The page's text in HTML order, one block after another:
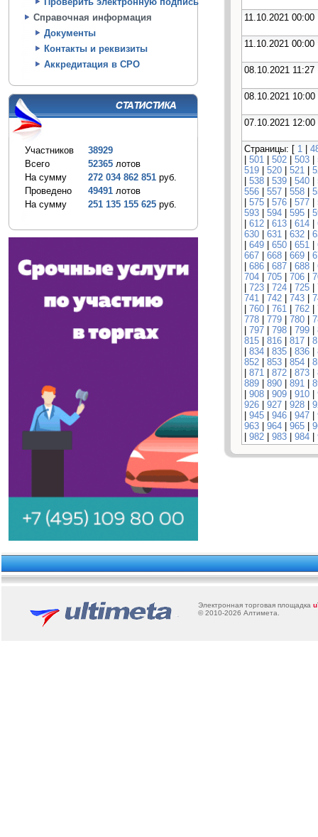
Справочная информация
Документы
Контакты и реквизиты
Аккредитация в СРО
Участников
38929
Всего
52365 лотов
На сумму
272 034 862 851 руб.
Проведено
49491 лотов
На сумму
251 135 155 625 руб.
11.10.2021 00:00
11.10.2021 00:00
08.10.2021 11:27
08.10.2021 10:00
07.10.2021 12:00
Страницы: [ 1 |
| 501 | 502 | 503 |
519 | 520 | 521 |
| 538 | 539 | 540 |
556 | 557 | 558 |
| 575 | 576 | 577 |
593 | 594 | 595 |
| 612 | 613 | 614 |
630 | 631 | 632 |
| 649 | 650 | 651 |
667 | 668 | 669 |
| 686 | 687 | 688 |
704 | 705 | 706 |
| 723 | 724 | 725 |
741 | 742 | 743 |
| 760 | 761 | 762 |
778 | 779 | 780 |
| 797 | 798 | 799 |
815 | 816 | 817 |
| 834 | 835 | 836 |
852 | 853 | 854 |
| 871 | 872 | 873 |
889 | 890 | 891 |
| 908 | 909 | 910 |
926 | 927 | 928 |
| 945 | 946 | 947 |
963 | 964 | 965 |
| 982 | 983 | 984 |
Электронная торговая площадка u
© 2010-2026 Алтимета